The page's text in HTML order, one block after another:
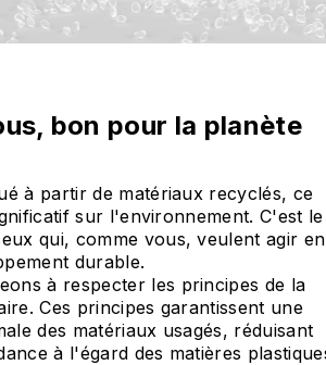
bon pour la planète
à partir de matériaux recyclés, ce
sur l'environnement. C'est le
qui, comme vous, veulent agir en
durable.
à respecter les principes de la
Ces principes garantissent une
des matériaux usagés, réduisant
à l'égard des matières